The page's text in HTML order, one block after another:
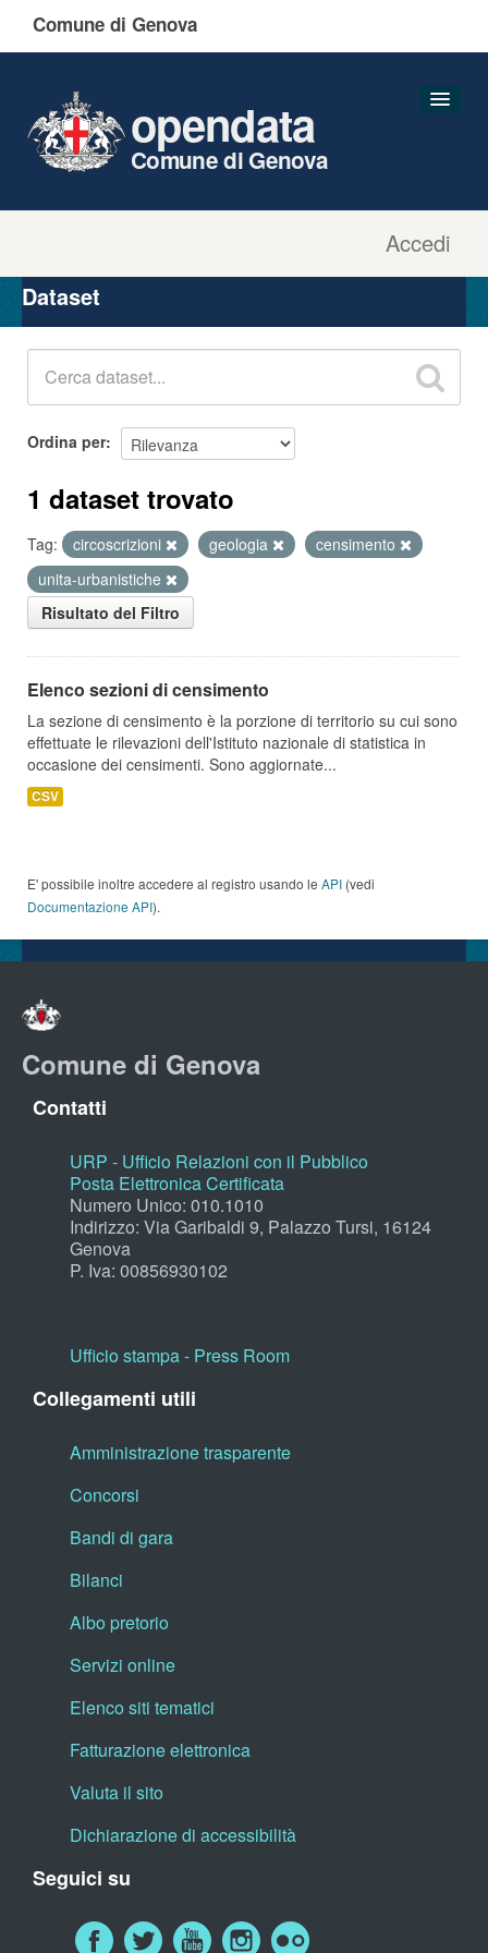
Comune di Genova
Accedi
opendata
Comune di Genova
Organizzazioni
Gruppi
Dataset
Ordina per
1 dataset trovato
Tag: circoscrizioni geologia
censimento
unita-urbanistiche
Risultato del Filtro
Elenco sezioni di censimento
La sezione di censimento è la porzione di territorio su cui sono
effettuate le rilevazioni dell'Istituto nazionale di statistica in
occasione dei censimenti. Sono aggiornate...
CSV
E' possibile inoltre accedere al registro usando le API (vedi
Documentazione API).
Comune di Genova
Contatti
URP - Ufficio Relazioni con il Pubblico
Posta Elettronica Certificata
Numero Unico: 010.1010
Indirizzo: Via Garibaldi 9, Palazzo Tursi, 16124
Genova
P. Iva: 00856930102
Ufficio stampa - Press Room
Collegamenti utili
Amministrazione trasparente
Concorsi
Bandi di gara
Bilanci
Albo pretorio
Servizi online
Elenco siti tematici
Fatturazione elettronica
Valuta il sito
Dichiarazione di accessibilità
Seguici su